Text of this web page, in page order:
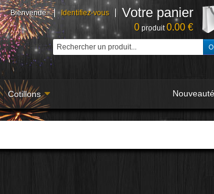
Bienvenue Identifiez-vous Votre panier
0 produit0.00 €
Cotillons